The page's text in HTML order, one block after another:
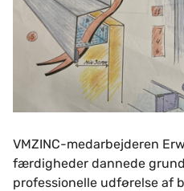
VMZINC-medarbejderen
færdigheder dannede
professionelle udførelse af